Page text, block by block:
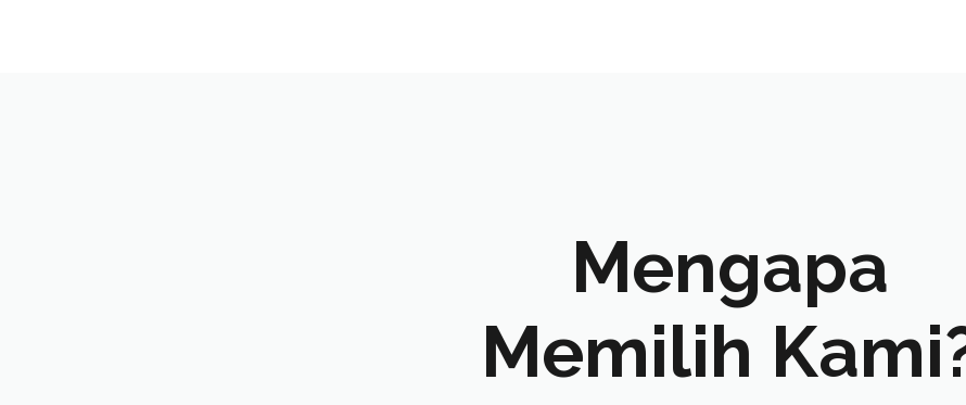
Mengapa
Memilih